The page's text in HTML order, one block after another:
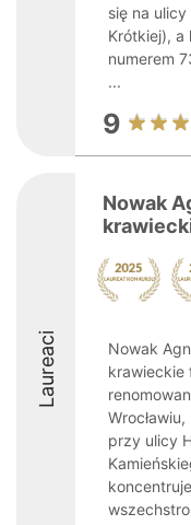
się na ulicy
Krótkiej),
numerem
...
9
Laureaci
Nowak
Nowak
krawieckie
przy ulicy